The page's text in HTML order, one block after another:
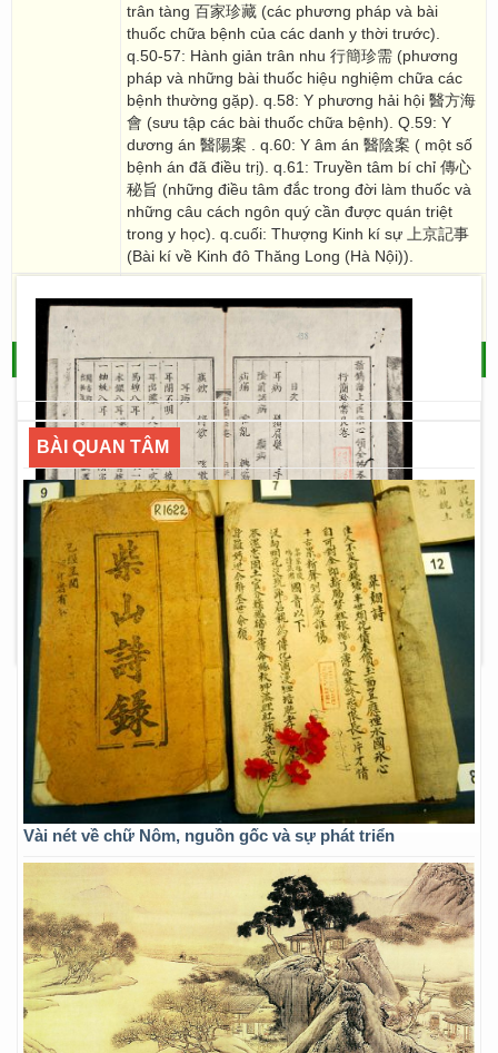
trân tàng 百家珍藏 (các phương pháp và bài
thuốc chữa bệnh của các danh y thời trước).
q.50-57: Hành giản trân nhu 行簡珍需 (phương
pháp và những bài thuốc hiệu nghiệm chữa các
bệnh thường gặp). q.58: Y phương hải hội 醫方海
會 (sưu tập các bài thuốc chữa bệnh). Q.59: Y
dương án 醫陽案 . q.60: Y âm án 醫陰案 ( một số
bệnh án đã điều trị). q.61: Truyền tâm bí chỉ 傳心
秘旨 (những điều tâm đắc trong đời làm thuốc và
những câu cách ngôn quý cần được quán triệt
trong y học). q.cuối: Thượng Kinh kí sự 上京記事
(Bài kí về Kinh đô Thăng Long (Hà Nội)).
Ghi chú/
note
QUAY LẠI- THƯ VIỆN SỐ HÁN NÔM
BÀI QUAN TÂM
Vài nét về chữ Nôm, nguồn gốc và sự phát triển